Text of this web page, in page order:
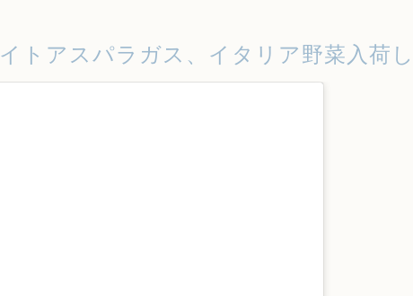
トアスパラガス、イタリア野菜入荷し